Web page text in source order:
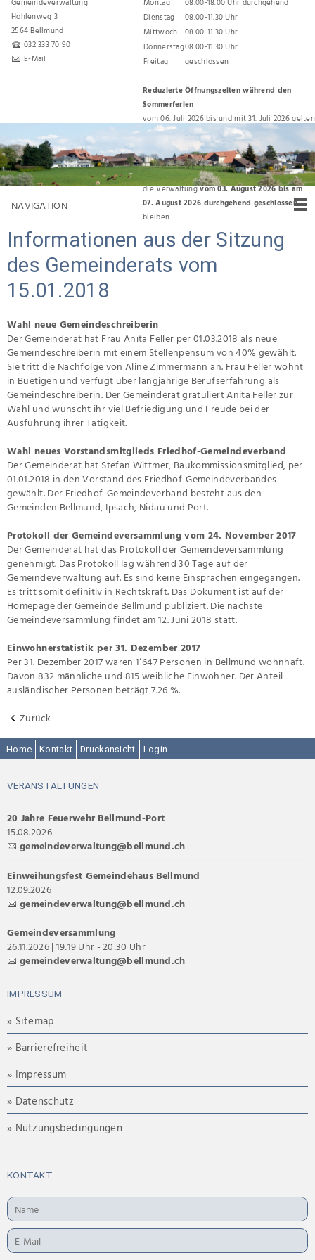
Hohlenweg 3
2564 Bellmund
032 333 70 90
E-Mail
Dienstag
08.00-11.30 Uhr
Mittwoch
08.00-11.30 Uhr
Donnerstag08.00-11.30 Uhr
Freitag
geschlossen
Reduzierte Öffnungszeiten während den
Sommerferien
vom 06. Juli 2026 bis und mit 31. Juli 2026 gelten
folgende Öffnungszeiten:
Montag, Dienstag, Donnerstag 08.00 Uhr bis
11.30 Uhr
Für den Umzug zurück ins Gemeindehaus wird
die Verwaltungvom 03. August 2026 bis am
07. August 2026 durchgehend geschlossen
bleiben.
NAVIGATION
Informationen aus der Sitzung
des Gemeinderats vom
15.01.2018
Wahl neue Gemeindeschreiberin
Der Gemeinderat hat Frau Anita Feller per 01.03.2018 als neue
Gemeindeschreiberin mit einem Stellenpensum von 40% gewählt.
Sie tritt die Nachfolge von Aline Zimmermann an. Frau Feller wohnt
in Büetigen und verfügt über langjährige Berufserfahrung als
Gemeindeschreiberin. Der Gemeinderat gratuliert Anita Feller zur
Wahl und wünscht ihr viel Befriedigung und Freude bei der
Ausführung ihrer Tätigkeit.
Wahl neues Vorstandsmitglieds Friedhof-Gemeindeverband
Der Gemeinderat hat Stefan Wittmer, Baukommissionsmitglied, per
01.01.2018 in den Vorstand des Friedhof-Gemeindeverbandes
gewählt. Der Friedhof-Gemeindeverband besteht aus den
Gemeinden Bellmund, Ipsach, Nidau und Port.
Protokoll der Gemeindeversammlung vom 24. November 2017
Der Gemeinderat hat das Protokoll der Gemeindeversammlung
genehmigt. Das Protokoll lag während 30 Tage auf der
Gemeindeverwaltung auf. Es sind keine Einsprachen eingegangen.
Es tritt somit definitiv in Rechtskraft. Das Dokument ist auf der
Homepage der Gemeinde Bellmund publiziert. Die nächste
Gemeindeversammlung findet am 12. Juni 2018 statt.
Einwohnerstatistik per 31. Dezember 2017
Per 31. Dezember 2017 waren 1‘647 Personen in Bellmund wohnhaft.
Davon 832 männliche und 815 weibliche Einwohner. Der Anteil
ausländischer Personen beträgt 7.26 %.
Zurück
Home Kontakt Druckansicht Login
VERANSTALTUNGEN
20 Jahre Feuerwehr Bellmund-Port
15.08.2026
gemeindeverwaltung@bellmund.ch
Einweihungsfest Gemeindehaus Bellmund
12.09.2026
gemeindeverwaltung@bellmund.ch
Gemeindeversammlung
26.11.2026 | 19:19 Uhr - 20:30 Uhr
gemeindeverwaltung@bellmund.ch
IMPRESSUM
» Sitemap
» Barrierefreiheit
» Impressum
» Datenschutz
» Nutzungsbedingungen
KONTAKT